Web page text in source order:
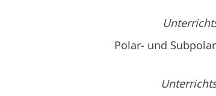
Polar- und